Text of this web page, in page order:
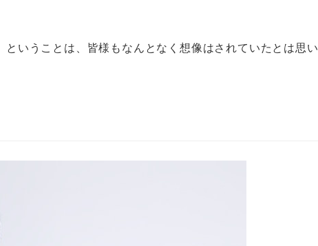
ということは、皆様もなんとなく想像はされていたとは思い